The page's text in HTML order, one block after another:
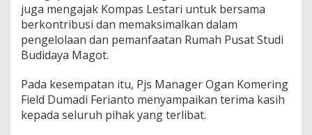
juga mengajak Kompas Lestari untuk bersama
berkontribusi dan memaksimalkan dalam
pengelolaan dan pemanfaatan Rumah Pusat Studi
Budidaya Magot.
Pada kesempatan itu, Pjs Manager Ogan Komering
Field Dumadi Ferianto menyampaikan terima kasih
kepada seluruh pihak yang terlibat.